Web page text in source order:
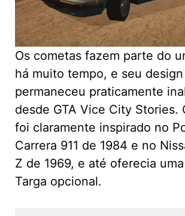
Os cometas fazem parte do
há muito tempo, e seu design
permaneceu praticamente
desde GTA Vice City Stories.
foi claramente inspirado no
Carrera 911 de 1984 e no
Z de 1969, e até oferecia
Targa opcional.